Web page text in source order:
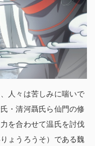
人々は苦しみに喘いで
・清河聶氏ら仙門の修
を合わせて温氏を討伐
ょうろうそ）である魏